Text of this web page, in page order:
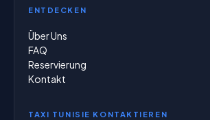
ENTDECKEN
Über Uns
FAQ
Reservierung
Kontakt
TAXI TUNISIE KONTAKTIEREN